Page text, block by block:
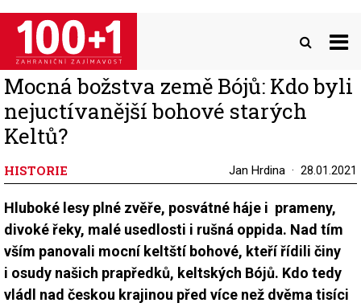
Přejít
hlavnímu
obsahu
Mocná božstva země Bójů: Kdo byli
nejuctívanější bohové starých
Keltů?
HISTORIE Jan Hrdina 28.01.2021
Hluboké lesy plné zvěře, posvátné háje i prameny,
divoké řeky, malé usedlosti i rušná oppida. Nad tím
vším panovali mocní keltští bohové, kteří řídili činy
i osudy našich prapředků, keltských Bójů. Kdo tedy
vládl nad českou krajinou před více než dvěma tisíci